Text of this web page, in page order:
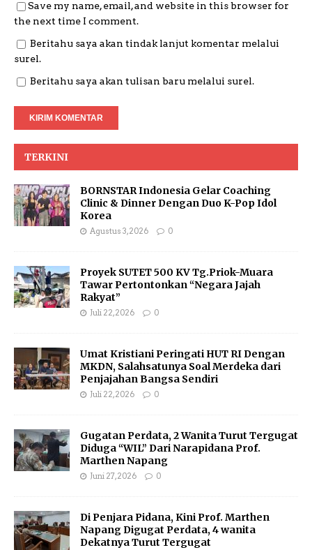
Save my name, email, and website in this browser for
the next time I comment.
Beritahu saya akan tindak lanjut komentar melalui
surel.
Beritahu saya akan tulisan baru melalui surel.
TERKINI
BORNSTAR Indonesia Gelar Coaching
Clinic & Dinner Dengan Duo K-Pop Idol
Korea
Agustus 3, 2026 0
Proyek SUTET 500 KV Tg.Priok-Muara
Tawar Pertontonkan “Negara Jajah
Rakyat”
Juli 22, 2026 0
Umat Kristiani Peringati HUT RI Dengan
MKDN, Salahsatunya Soal Merdeka dari
Penjajahan Bangsa Sendiri
Juli 22, 2026 0
Gugatan Perdata, 2 Wanita Turut Tergugat
Diduga “WIL” Dari Narapidana Prof.
Marthen Napang
Juni 27, 2026 0
Di Penjara Pidana, Kini Prof. Marthen
Napang Digugat Perdata, 4 wanita
Dekatnya Turut Tergugat